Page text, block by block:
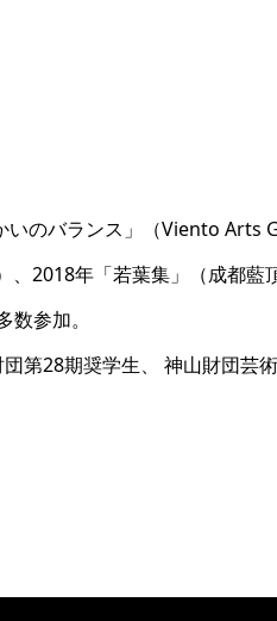
のバランス」（Viento Arts
2018年「若葉集」（成都藍
参加。
第28期奨学生、 神山財団芸